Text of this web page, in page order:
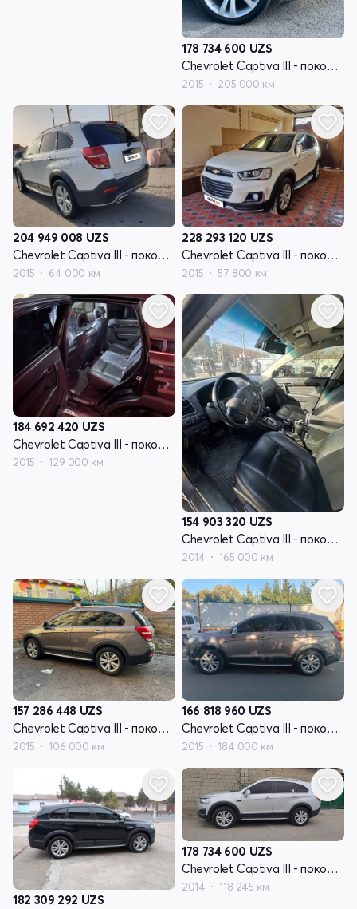
178 734 600 UZS
Chevrolet Captiva III - поколение
2015 205 000 км
204 949 008 UZS
Chevrolet Captiva III - поколение
2015 64 000 км
228 293 120 UZS
Chevrolet Captiva III - поколение
2015 57 800 км
184 692 420 UZS
Chevrolet Captiva III - поколение
2015 129 000 км
154 903 320 UZS
Chevrolet Captiva III - поколение
2014 165 000 км
157 286 448 UZS
Chevrolet Captiva III - поколение
2015 106 000 км
166 818 960 UZS
Chevrolet Captiva III - поколение
2015 184 000 км
182 309 292 UZS
178 734 600 UZS
Chevrolet Captiva III - поколение
2014 118 245 км